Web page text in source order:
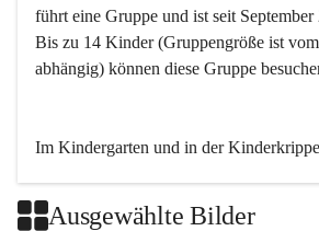
führt eine Gruppe und ist seit
Bis zu 14 Kinder (Gruppengröße ist
abhängig) können diese Gruppe
Im Kindergarten und in der
Leistungsdruck - zu lernen.
Ausgewählte Bilder